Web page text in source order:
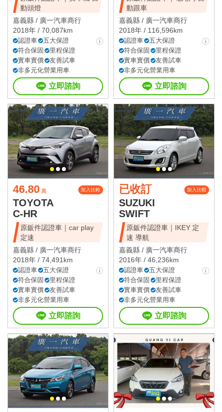
動頭燈
嘉義縣 / 廣一汽車商行
2018年 / 70,087km
認證車
五大保證
符合保固
里程保證
實車實價
友善試車
非多元化營業用車
立即諮詢
動跟車
嘉義縣 / 廣一汽車商行
2018年 / 116,596km
認證車
五大保證
符合保固
里程保證
實車實價
友善試車
非多元化營業用車
立即諮詢
46.80 萬 加入比較
TOYOTA
C-HR
原鈑件認證車｜car play
定速
嘉義縣 / 廣一汽車商行
2018年 / 74,491km
認證車
五大保證
符合保固
里程保證
實車實價
友善試車
非多元化營業用車
立即諮詢
已收訂 加入比較
SUZUKI
SWIFT
原鈑件認證車｜IKEY 定
速 導航
嘉義縣 / 廣一汽車商行
2016年 / 46,236km
認證車
五大保證
符合保固
里程保證
實車實價
友善試車
非多元化營業用車
立即諮詢